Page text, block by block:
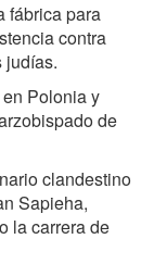
fábrica para
contra
judías.
Polonia y
de
clandestino
Sapieha,
la carrera de